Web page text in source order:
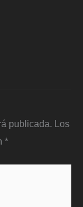
publicada.
Los
*